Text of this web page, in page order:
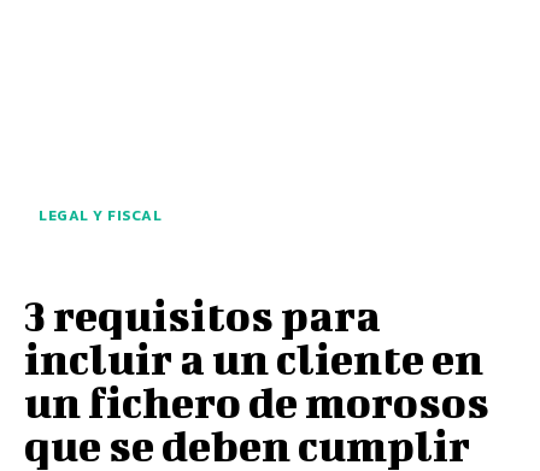
LEGAL Y FISCAL
3 requisitos para
incluir a un cliente en
un fichero de morosos
que se deben cumplir